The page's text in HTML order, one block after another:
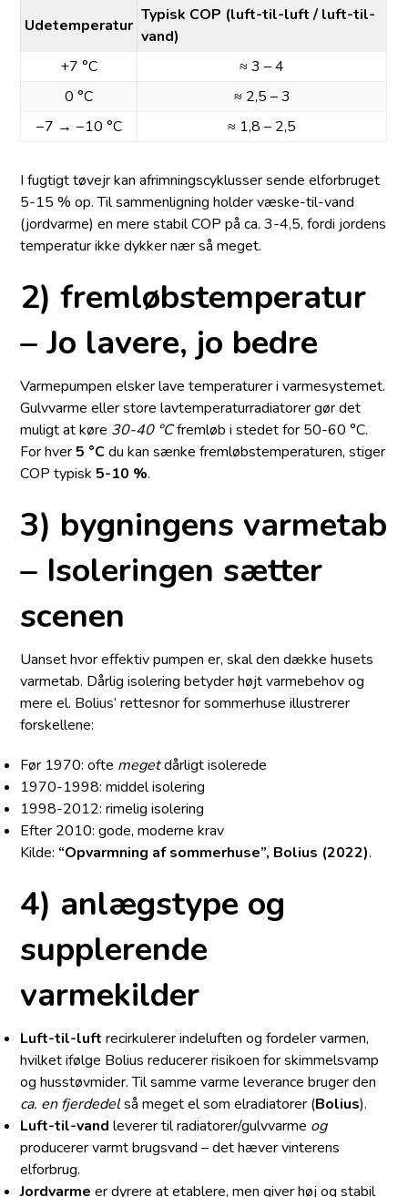
Udetemperatur
Typisk COP (luft-til-luft / luft-til-
vand)
+7 °C
≈ 3 – 4
0 °C
≈ 2,5 – 3
−7 → −10 °C
≈ 1,8 – 2,5
I fugtigt tøvejr kan afrimnings­cyklusser sende elforbruget
5-15 % op. Til sammenligning holder væske-til-vand
(jordvarme) en mere stabil COP på ca. 3-4,5, fordi jordens
temperatur ikke dykker nær så meget.
2) fremløbstemperatur
– Jo lavere, jo bedre
Varmepumpen elsker lave temperaturer i varmesystemet.
Gulvvarme eller store lav­tem­pe­ra­tur­ra­di­a­to­rer gør det
muligt at køre 30-40 °Cfremløb i stedet for 50-60 °C.
For hver 5 °Cdu kan sænke fremløbstemperaturen, stiger
COP typisk 5-10 %.
3) bygningens varmetab
– Isoleringen sætter
scenen
Uanset hvor effektiv pumpen er, skal den dække husets
varmetab. Dårlig isolering betyder højt varmebehov og
mere el. Bolius’ rettesnor for sommerhuse illustrerer
forskellene:
Før 1970: ofte megetdårligt isolerede
1970-1998: middel isolering
1998-2012: rimelig isolering
Efter 2010: gode, moderne krav
Kilde: “Opvarmning af sommerhuse”, Bolius (2022).
4) anlægstype og
supplerende
varmekilder
Luft-til-luft recirkulerer indeluften og fordeler varmen,
hvilket ifølge Bolius reducerer risikoen for skimmelsvamp
og husstøvmider. Til samme varme leverance bruger den
ca. en fjerdedelså meget el som elradiatorer (Bolius).
Luft-til-vand leverer til radiatorer/gulvvarme og
producerer varmt brugsvand – det hæver vinterens
elforbrug.
Jordvarme er dyrere at etablere, men giver høj og stabil